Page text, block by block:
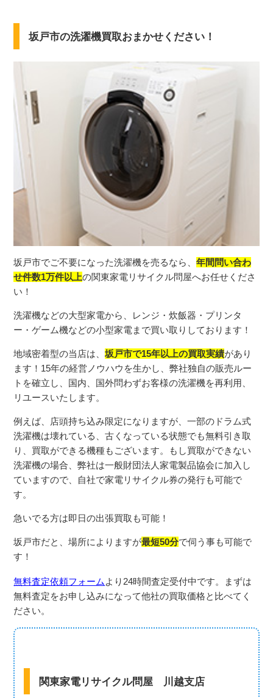
坂戸市の洗濯機買取おまかせください！
坂戸市でご不要になった洗濯機を売るなら、年間問い合わ
せ件数1万件以上の関東家電リサイクル問屋へお任せくださ
い！
洗濯機などの大型家電から、レンジ・炊飯器・プリンタ
ー・ゲーム機などの小型家電まで買い取りしております！
地域密着型の当店は、坂戸市で15年以上の買取実績があり
ます！15年の経営ノウハウを生かし、弊社独自の販売ルー
トを確立し、国内、国外問わずお客様の洗濯機を再利用、
リユースいたします。
例えば、店頭持ち込み限定になりますが、一部のドラム式
洗濯機は壊れている、古くなっている状態でも無料引き取
り、買取ができる機種もございます。
もし買取ができない
洗濯機の場合、弊社は一般財団法人家電製品協会に加入し
ていますので、自社で家電リサイクル券の発行も可能で
す。
急いでる方は即日の出張買取も可能！
坂戸市だと、場所によりますが最短50分で伺う事も可能で
す！
無料査定依頼フォーム より 24時間査定受付中です。まずは
無料査定をお申し込みになって他社の買取価格と比べてく
ださい。
関東家電リサイクル問屋 川越支店